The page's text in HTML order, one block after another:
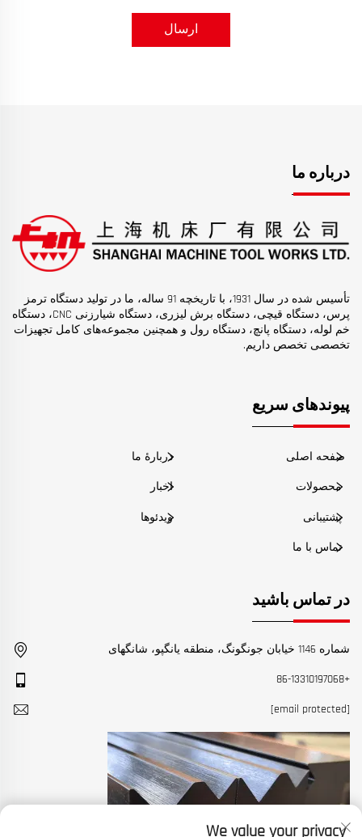
ارسال
درباره ما
تأسیس شده در سال 1931، با تاریخچه 91 ساله، ما در تولید دستگاه ترمز
پرس، دستگاه قیچی، دستگاه برش لیزری، دستگاه شیارزنی CNC، دستگاه
خم لوله، دستگاه پانچ، دستگاه رول و همچنین مجموعه‌های کامل تجهیزات
تخصصی تخصص داریم.
پیوندهای سریع
صفحه اصلی دربارهٔ ما
محصولات اخبار
پشتیبانی ویدئوها
تماس با ما
در تماس باشید
شماره 1146 خیابان جونگونگ، منطقه یانگپو، شانگهای
+86-13310197068
[email protected]
We value your privacy